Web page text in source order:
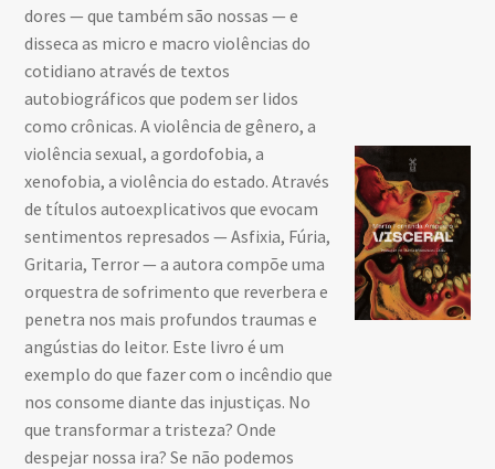
dores — que também são nossas — e
disseca as micro e macro violências do
cotidiano através de textos
autobiográficos que podem ser lidos
como crônicas. A violência de gênero, a
violência sexual, a gordofobia, a
xenofobia, a violência do estado. Através
de títulos autoexplicativos que evocam
sentimentos represados — Asfixia, Fúria,
Gritaria, Terror — a autora compõe uma
orquestra de sofrimento que reverbera e
penetra nos mais profundos traumas e
angústias do leitor. Este livro é um
exemplo do que fazer com o incêndio que
nos consome diante das injustiças. No
que transformar a tristeza? Onde
despejar nossa ira? Se não podemos